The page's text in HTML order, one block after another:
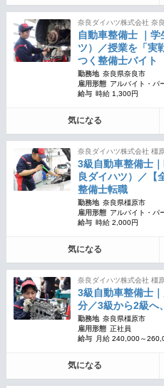
奈良ダイハツ株式会社 奈
自動車整備士 ｜
ツ）／授業を「実
つく整備士バイト
勤務地 奈良県奈良市
雇用形態 アルバイト・パ
給与 時給 1,300円
気になる
奈良ダイハツ株式会社 橿
3級自動車整備士
良ダイハツ）／【
整備士転職
勤務地 奈良県橿原市
雇用形態 アルバイト・パ
給与 時給 2,000円
気になる
奈良ダイハツ株式会社 橿
3級自動車整備士
分／3級から2級へ
勤務地 奈良県橿原市
雇用形態 正社員
給与
月給 240,000～
気になる